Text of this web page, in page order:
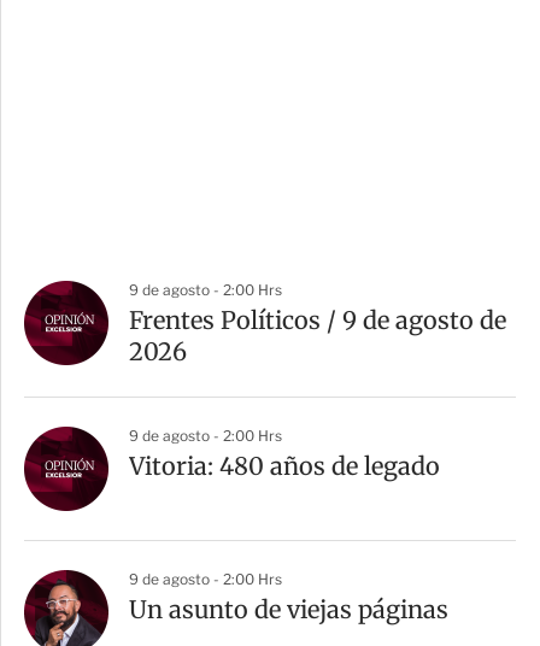
9 de agosto - 2:00 Hrs
Frentes Políticos / 9 de agosto de
2026
9 de agosto - 2:00 Hrs
Vitoria: 480 años de legado
9 de agosto - 2:00 Hrs
Un asunto de viejas páginas